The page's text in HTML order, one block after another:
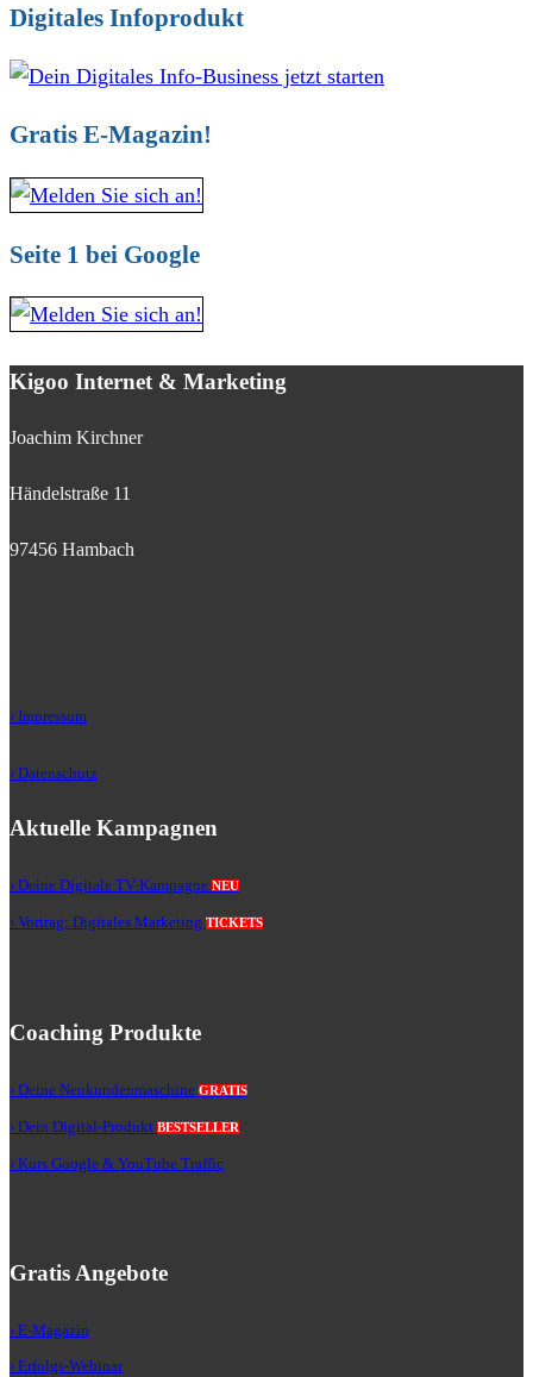
Digitales Infoprodukt
Gratis E-Magazin!
Seite 1 bei Google
Kigoo Internet & Marketing
Joachim Kirchner
Händelstraße 11
97456 Hambach
› Impressum
› Datenschutz
Aktuelle Kampagnen
› Deine Digitale TV-Kampagne NEU
› Vortrag: Digitales Marketing TICKETS
Coaching Produkte
› Deine Neukundenmaschine GRATIS
› Dein Digital-Produkt BESTSELLER
› Kurs Google & YouTube Traffic
Gratis Angebote
› E-Magazin
› Erfolgs-Webinar